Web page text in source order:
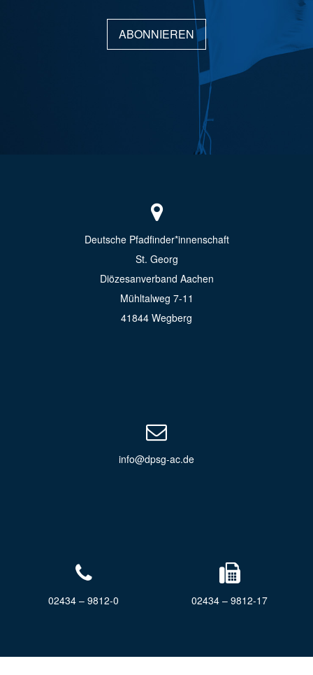
ABONNIEREN
Deutsche Pfadfinder*innenschaft
St. Georg
Diözesanverband Aachen
Mühltalweg 7-11
41844 Wegberg
info@dpsg-ac.de
02434 – 9812-0 02434 – 9812-17